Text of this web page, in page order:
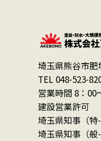
埼玉県熊谷市肥
TEL 048-523-
営業時間 8：00
建設営業許可
埼玉県知事（特
埼玉県知事（般